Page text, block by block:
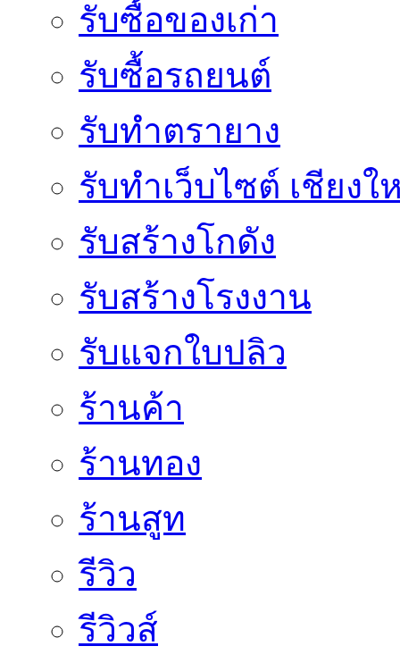
รับซื้อของเก่า
รับซื้อรถยนต์
รับทำตรายาง
รับทำเว็บไซต์ เชียงใ
รับสร้างโกดัง
รับสร้างโรงงาน
รับแจกใบปลิว
ร้านค้า
ร้านทอง
ร้านสูท
รีวิว
รีวิวส์